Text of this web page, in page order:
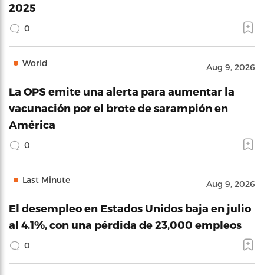
2025
0
World Aug 9, 2026
La OPS emite una alerta para aumentar la
vacunación por el brote de sarampión en
América
0
Last Minute Aug 9, 2026
El desempleo en Estados Unidos baja en julio
al 4.1%, con una pérdida de 23,000 empleos
0